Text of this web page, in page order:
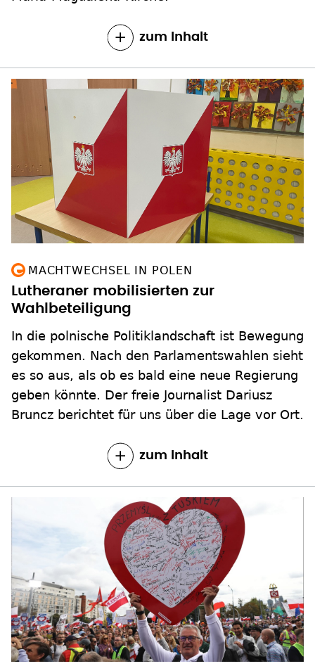
zum Inhalt
MACHTWECHSEL IN POLEN
Lutheraner mobilisierten zur
Wahlbeteiligung
In die polnische Politiklandschaft ist Bewegung
gekommen. Nach den Parlamentswahlen sieht
es so aus, als ob es bald eine neue Regierung
geben könnte. Der freie Journalist Dariusz
Bruncz berichtet für uns über die Lage vor Ort.
zum Inhalt